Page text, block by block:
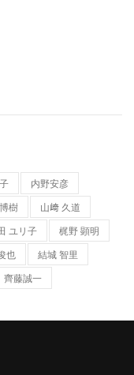
内野安彦
樹
山﨑 久道
ユリ子
梶野 顕明
也
結城 智⾥
齊藤誠一